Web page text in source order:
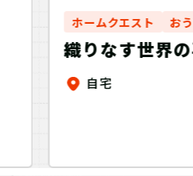
ホームクエスト お
織りなす世界
自宅